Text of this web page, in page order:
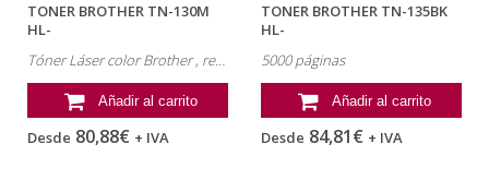
TONER BROTHER TN-130M
HL-
Tóner Láser color Brother , referencia: TN-130M
Añadir al carrito
Desde 80,88€ + IVA
TONER BROTHER TN-135BK
HL-
5000 páginas
Añadir al carrito
Desde 84,81€ + IVA